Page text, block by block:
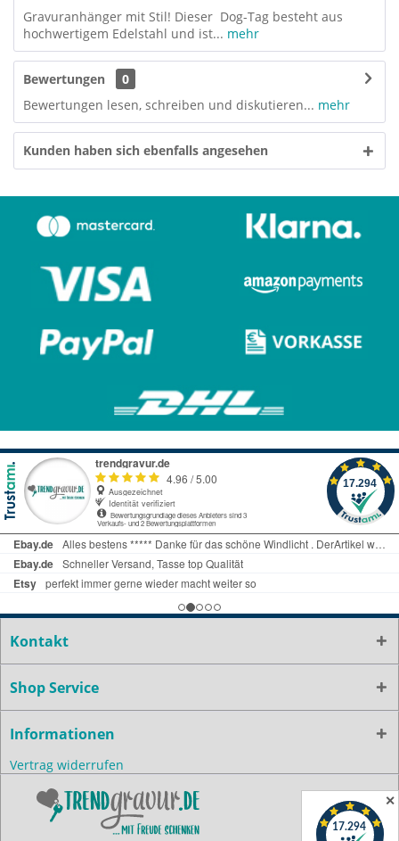
Gravuranhänger mit Stil! Dieser Dog-Tag besteht aus
hochwertigem Edelstahl und ist... mehr
Bewertungen
0
Bewertungen lesen, schreiben und diskutieren... mehr
Kunden haben sich ebenfalls angesehen
✕
Kontakt
Shop Service
Informationen
Vertrag widerrufen